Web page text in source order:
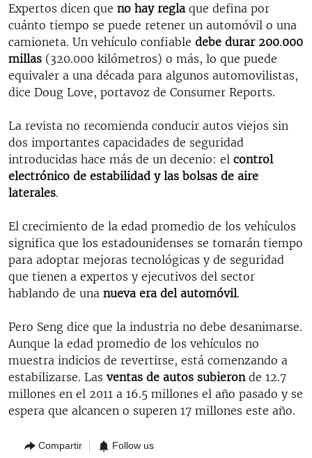
Expertos dicen que no hay regla que defina por
cuánto tiempo se puede retener un automóvil o una
camioneta. Un vehículo confiable debe durar 200.000
millas (320.000 kilómetros) o más, lo que puede
equivaler a una década para algunos automovilistas,
dice Doug Love, portavoz de Consumer Reports.
La revista no recomienda conducir autos viejos sin
dos importantes capacidades de seguridad
introducidas hace más de un decenio: el control
electrónico de estabilidad y las bolsas de aire
laterales.
El crecimiento de la edad promedio de los vehículos
significa que los estadounidenses se tomarán tiempo
para adoptar mejoras tecnológicas y de seguridad
que tienen a expertos y ejecutivos del sector
hablando de una nueva era del automóvil.
Pero Seng dice que la industria no debe desanimarse.
Aunque la edad promedio de los vehículos no
muestra indicios de revertirse, está comenzando a
estabilizarse. Las ventas de autos subieron de 12.7
millones en el 2011 a 16.5 millones el año pasado y se
espera que alcancen o superen 17 millones este año.
Compartir Follow us